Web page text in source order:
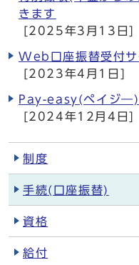
きます
[2025年3月13日]
Web口座振替受付サ
[2023年4月1日]
Pay-easy(ペイジ―)
[2024年12月4日]
制度
手続(口座振替)
資格
給付